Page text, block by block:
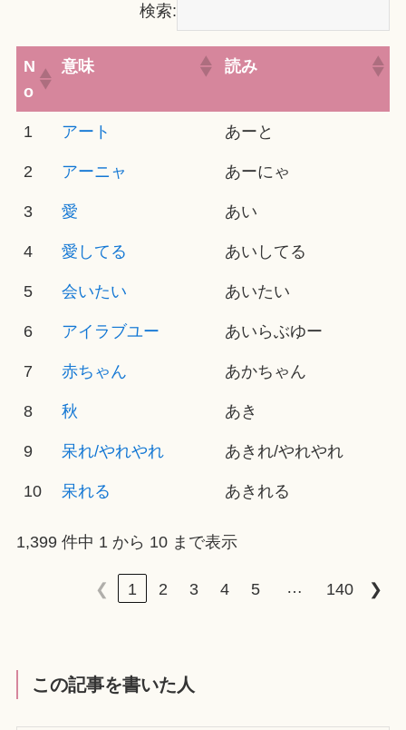
検索:
N
o
意味 読み
1 アート あーと
2 アーニャ あーにゃ
3 愛 あい
4 愛してる あいしてる
5 会いたい あいたい
6 アイラブユー あいらぶゆー
7 赤ちゃん あかちゃん
8 秋 あき
9 呆れ/やれやれ あきれ/やれやれ
10 呆れる あきれる
1,399 件中 1 から 10 まで表示
❮ 1 2 3 4 5 … 140 ❯
この記事を書いた人